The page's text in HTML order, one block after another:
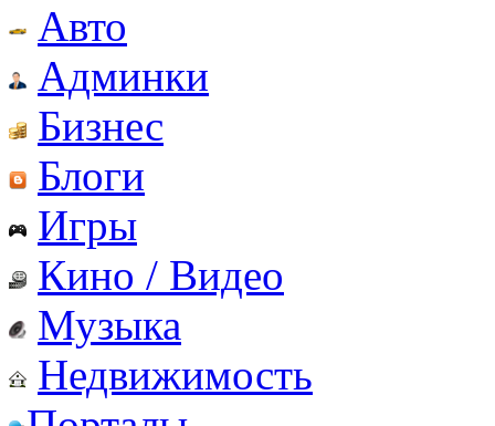
Авто
Админки
Бизнес
Блоги
Игры
Кино / Видео
Музыка
Недвижимость